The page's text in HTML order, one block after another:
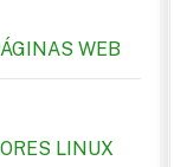
WEB
LINUX